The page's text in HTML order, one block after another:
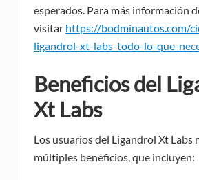
esperados. Para más información
visitar https://bodminautos.com/
ligandrol-xt-labs-todo-lo-que-
Beneficios del
Xt Labs
Los usuarios del Ligandrol Xt Labs
múltiples beneficios, que incluyen: